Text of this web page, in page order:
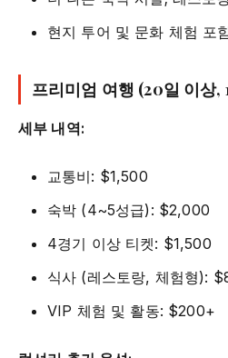
현지 투어 및 문화 체험 포
프리미엄 여행 (20일 이상
세부 내역:
교통비: $1,500
숙박 (4~5성급): $2,000
4경기 이상 티켓: $1,500
식사 (레스토랑, 체험형):
VIP 체험 및 활동: $200+